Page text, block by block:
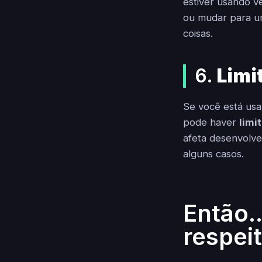
ou mudar para
coisas.
6.
Se você está
pode haver
afeta
alguns casos.